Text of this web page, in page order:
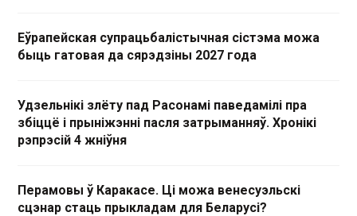
Еўрапейская супрацьбалістычная сістэма можа
быць гатовая да сярэдзіны 2027 года
Удзельнікі злёту пад Расонамі паведамілі пра
збіццё і прыніжэнні пасля затрыманняў. Хронікі
рэпрэсій 4 жніўня
Перамовы ў Каракасе. Ці можа венесуэльскі
сцэнар стаць прыкладам для Беларусі?